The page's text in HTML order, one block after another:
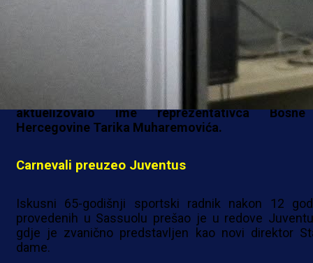
Dolaskom Giovannija Carnevalija na poziciju
Juventusa, u italijanskim medijima ponovo
aktuelizovalo ime reprezentativca
Hercegovine Tarika Muharemovića.
Carnevali preuzeo Juventus
Iskusni 65-godišnji sportski radnik nakon 12
provedenih u Sassuolu prešao je u redove
gdje je zvanično predstavljen kao novi direktor
dame.